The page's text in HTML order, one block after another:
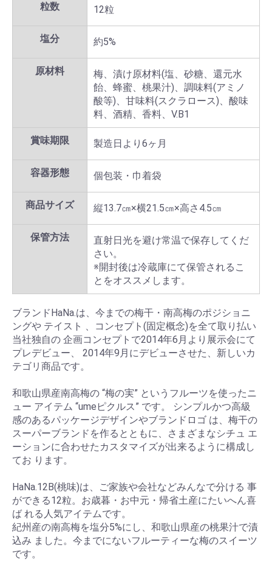
粒数 12粒
塩分 約5%
原材料
梅、漬け原材料(塩、砂糖、還元水
飴、蜂蜜、桃果汁)、調味料(アミノ
酸等)、甘味料(スクラロース)、酸味
料、酒精、香料、V.B1
賞味期限 製造日より6ヶ月
容器形態 個包装・巾着袋
商品サイズ 縦13.7㎝×横21.5㎝×高さ4.5㎝
保管方法
直射日光を避け常温で保存してくだ
さい。
※開封後は冷蔵庫にて保管されるこ
とをオススメします。
ブランドHaNa.は、今までの梅干・南高梅のポジショニ
ングや テイスト 、コンセプト(固定概念)を全て取り払い
当社独自の 企画コンセプトで2014年6月より展示会にて
プレデビュー、 2014年9月にデビューさせた、新しいカ
テゴリ商品です。
和歌山県産南高梅の “梅の実” というフルーツを使ったニ
ュー アイテム “umeピクルス” です。 シンプルかつ高級
感のあるパッケージデザインやブランドロゴ は、梅干の
スーパーブランドを作るとともに、さまざまなシチュ エ
ーションに合わせたカスタマイズが出来るように構成し
てお ります。
HaNa.12B(桃味)は、ご家族や会社などみんなで分ける 事
ができる12粒。お歳暮・お中元・帰省土産にたいへん喜
ば れる人気アイテムです。
紀州産の南高梅を塩分5%にし、和歌山県産の桃果汁で漬
込み ました。今までにないフルーティーな梅のスイーツ
です。